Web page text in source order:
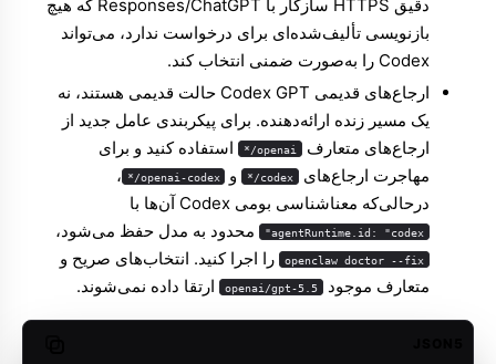
دقیق HTTPS سازگار با Responses/ChatGPT که هیچ
بازنویسی تألیف‌شده‌ای برای درخواست ندارد، می‌تواند
Codex را به‌صورت ضمنی انتخاب کند.
ارجاع‌های قدیمی Codex GPT حالت قدیمی هستند، نه
یک مسیر زنده ارائه‌دهنده. برای پیکربندی عامل جدید از
ارجاع‌های متعارف
openai/*
استفاده کنید و برای
مهاجرت ارجاع‌های
codex/* و openai-codex/*
،
درحالی‌که معناشناسی بومی Codex آن‌ها با
agentRuntime.id: "codex" محدود به مدل حفظ می‌شود،
openclaw doctor --fix را اجرا کنید. انتخاب‌های صریح و
متعارف موجود
openai/gpt-5.5 ارتقا داده نمی‌شوند.